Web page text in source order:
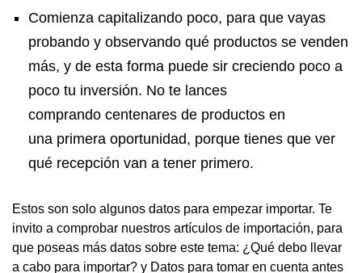
Comienza capitalizando poco, para que vayas
probando y observando qué productos se venden
más, y de esta forma puede sir creciendo poco a
poco tu inversión. No te lances
comprando centenares de productos en
una primera oportunidad, porque tienes que ver
qué recepción van a tener primero.
Estos son solo algunos datos para empezar importar. Te
invito a comprobar nuestros artículos de importación, para
que poseas más datos sobre este tema: ¿Qué debo llevar
a cabo para importar? y Datos para tomar en cuenta antes